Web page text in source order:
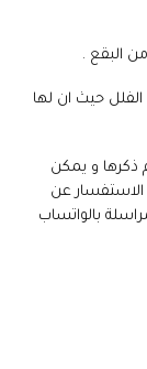
البقع .
الفلل حيث ان لها
ذكرها و يمكن
الاستفسار عن
بالواتساب